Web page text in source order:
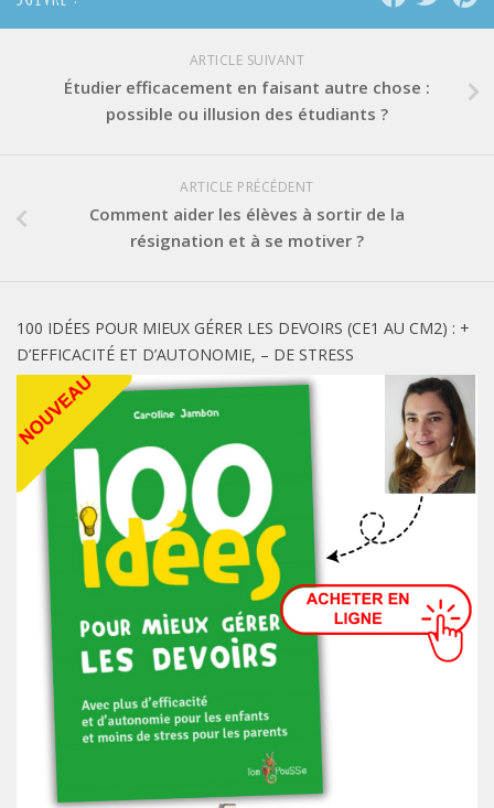
ARTICLE SUIVANT
Étudier efficacement en faisant autre chose :
possible ou illusion des étudiants ?
ARTICLE PRÉCÉDENT
Comment aider les élèves à sortir de la
résignation et à se motiver ?
100 IDÉES POUR MIEUX GÉRER LES DEVOIRS (CE1 AU CM2) : +
D’EFFICACITÉ ET D’AUTONOMIE, – DE STRESS